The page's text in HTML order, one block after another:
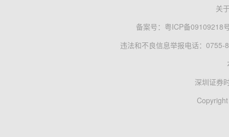
关
备案号： 粤ICP备09109218
违法和不良信息举报电话：0755-
深圳证券